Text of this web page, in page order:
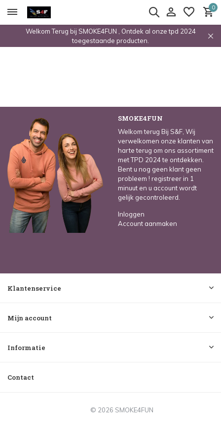
0
Welkom Terug bij SMOKE4FUN , Ontdek al onze tpd 2024
toegestaande producten.
SMOKE4FUN
Welkom terug Bij S&F, Wij
verwelkomen onze klanten van
harte terug om ons assortiment
met TPD 2024 te ontdekken.
Bent u nog geen klant geen
probleem ! registreer in 1
minuut en u account wordt
gelijk gecontroleerd.
Inloggen
Account aanmaken
Klantenservice
Mijn account
Informatie
Contact
© 2026 SMOKE4FUN